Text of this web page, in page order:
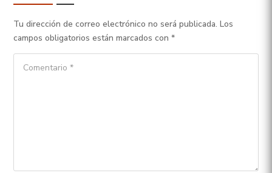
Tu dirección de correo electrónico no será publicada. Los
campos obligatorios están marcados con*